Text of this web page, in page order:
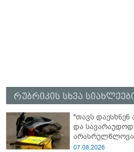
რუბრიკის სხვა
"თავს
და
მიტანისას,
07.08.2026